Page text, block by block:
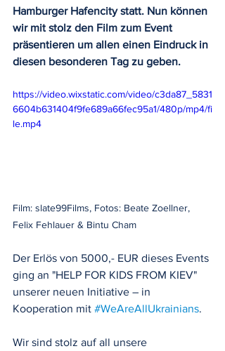
Hamburger Hafencity statt. Nun können
wir mit stolz den Film zum Event
präsentieren um allen einen Eindruck in
diesen besonderen Tag zu geben.
https://video.wixstatic.com/video/c3da87_5831
6604b631404f9fe689a66fec95a1/480p/mp4/fi
le.mp4
Film: slate99Films, Fotos: Beate Zoellner,
Felix Fehlauer & Bintu Cham
Der Erlös von 5000,- EUR dieses Events
ging an "HELP FOR KIDS FROM KIEV"
unserer neuen Initiative – in
Kooperation mit #WeAreAllUkrainians.
Wir sind stolz auf all unsere